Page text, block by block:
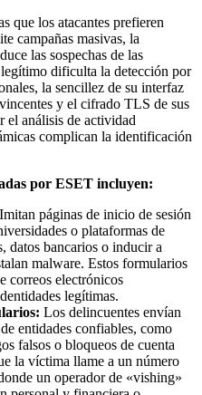
que los atacantes prefieren
campañas masivas, la
las sospechas de las
dificulta la detección por
la sencillez de su interfaz
y el cifrado TLS de sus
el análisis de actividad
complican la identificación
por ESET incluyen:
Imitan páginas de inicio de sesión
o plataformas de
datos bancarios o inducir a
malware. Estos formularios
correos electrónicos
legítimas.
Los delincuentes envían
entidades confiables, como
falsos o bloqueos de cuenta
la víctima llame a un número
un operador de «vishing»